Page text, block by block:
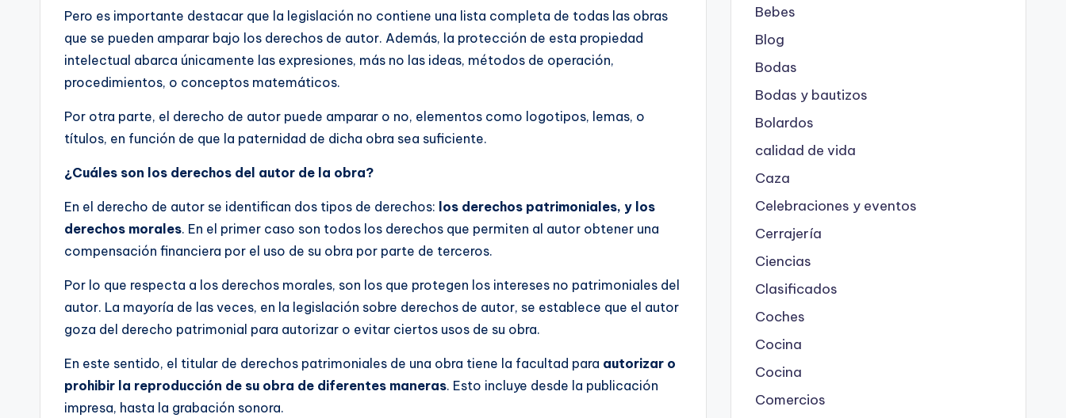
Pero es importante destacar que la legislación no contiene una lista completa de todas las obras
que se pueden amparar bajo los derechos de autor. Además, la protección de esta propiedad
intelectual abarca únicamente las expresiones, más no las ideas, métodos de operación,
procedimientos, o conceptos matemáticos.
Por otra parte, el derecho de autor puede amparar o no, elementos como logotipos, lemas, o
títulos, en función de que la paternidad de dicha obra sea suficiente.
¿Cuáles son los derechos del autor de la obra?
En el derecho de autor se identifican dos tipos de derechos: los derechos patrimoniales, y los
derechos morales. En el primer caso son todos los derechos que permiten al autor obtener una
compensación financiera por el uso de su obra por parte de terceros.
Por lo que respecta a los derechos morales, son los que protegen los intereses no patrimoniales del
autor. La mayoría de las veces, en la legislación sobre derechos de autor, se establece que el autor
goza del derecho patrimonial para autorizar o evitar ciertos usos de su obra.
En este sentido, el titular de derechos patrimoniales de una obra tiene la facultad para autorizar o
prohibir la reproducción de su obra de diferentes maneras. Esto incluye desde la publicación
impresa, hasta la grabación sonora.
Bebes
Blog
Bodas
Bodas y bautizos
Bolardos
calidad de vida
Caza
Celebraciones y eventos
Cerrajería
Ciencias
Clasificados
Coches
Cocina
Cocina
Comercios